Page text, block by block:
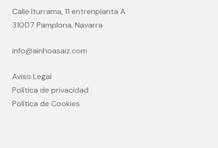
Calle Iturrama, 11 entrenplanta A
31007 Pamplona, Navarra
info@ainhoasaiz.com
Aviso Legal
Política de privacidad
Política de Cookies